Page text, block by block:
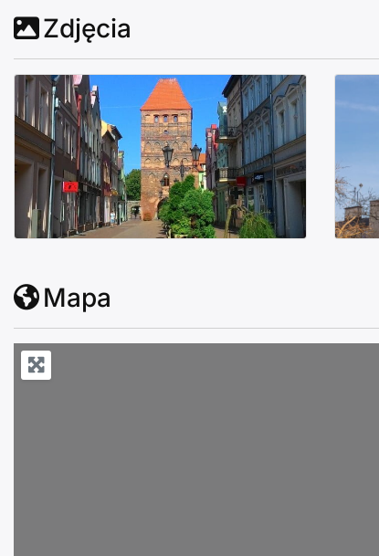
Zdjęcia
Brama Człuchowska Chojnice
Mapa